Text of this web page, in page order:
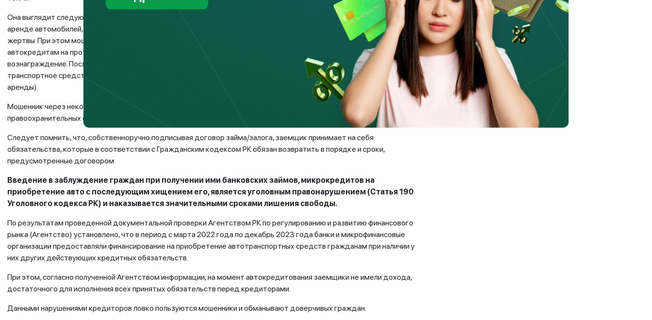
Она выглядит следующим образом. Злоумышленники, войдя в доверие к гражданам, предлагают участие в бизнесе по
аренде автомобилей, приобретаемых посредством оформления банковских займов либо микрокредитов на имя
жертвы. При этом мошенники оплачивают первоначальный взнос и осуществляют ежемесячные платежи по
автокредитам на протяжении нескольких месяцев. За согласие оформить займы гражданам предлагается денежное
вознаграждение. После того, как жертва попалась на крючок и добровольно оформила автокредит, она передает свое
транспортное средство злоумышленнику без оформления соответствующих документов (доверенности, договора
аренды).
Мошенник через некоторое время перестает оплачивать ежемесячные платежи за граждан, и, по информации
правоохранительных органов, автомобили вывозятся за пределы Республики Казахстан.
Следует помнить, что, собственноручно подписывая договор займа/залога, заемщик принимает на себя
обязательства, которые в соответствии с Гражданским кодексом РК обязан возвратить в порядке и сроки,
предусмотренные договором.
Введение в заблуждение граждан при получении ими банковских займов, микрокредитов на
приобретение авто с последующим хищением его, является уголовным правонарушением (Статья 190
Уголовного кодекса РК) и наказывается значительными сроками лишения свободы.
По результатам проведенной документальной проверки Агентством РК по регулированию и развитию финансового
рынка (Агентство) установлено, что в период с марта 2022 года по декабрь 2023 года банки и микрофинансовые
организации предоставляли финансирование на приобретение автотранспортных средств гражданам при наличии у
них других действующих кредитных обязательств.
При этом, согласно полученной Агентством информации, на момент автокредитования заемщики не имели дохода,
достаточного для исполнения всех принятых обязательств перед кредиторами.
Данными нарушениями кредиторов ловко пользуются мошенники и обманывают доверчивых граждан.